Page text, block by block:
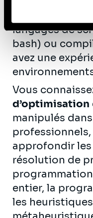
vous pouvez nous
Politique de
personnel
possédez des
langages de
bash) ou
avez une
Vous
d’optimisation
manipulés
approfondir
résolution de
entier, la
les